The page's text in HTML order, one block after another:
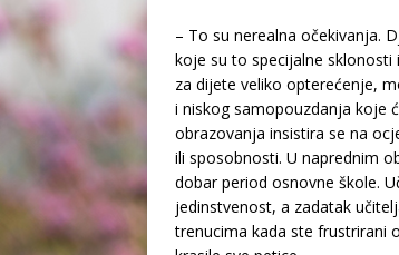
– To su nerealna očekivanja.
koje su to specijalne
za dijete veliko opterećenje,
i niskog samopouzdanja koje
obrazovanja insistira se na
ili sposobnosti. U naprednim
dobar period osnovne škole.
jedinstvenost, a zadatak
trenucima kada ste frustrirani